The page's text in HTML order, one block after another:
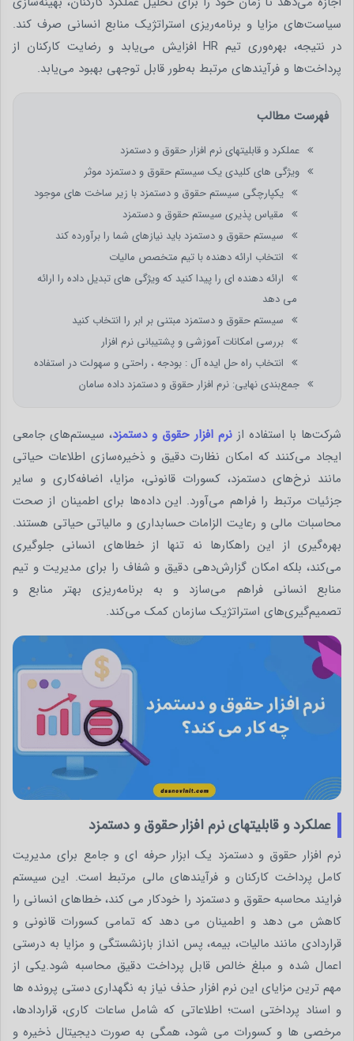
سیاست‌های مزایا و برنامه‌ریزی استراتژیک منابع انسانی صرف کند.
در نتیجه، بهره‌وری تیم HR افزایش می‌یابد و رضایت کارکنان از
پرداخت‌ها و فرآیندهای مرتبط به‌طور قابل توجهی بهبود می‌یابد.
فهرست مطالب
عملکرد و قابلیتهای نرم افزار حقوق و دستمزد
ویژگی های کلیدی یک سیستم حقوق و دستمزد موثر
یکپارچگی سیستم حقوق و دستمزد با زیر ساخت های موجود
مقیاس پذیری سیستم حقوق و دستمزد
سیستم حقوق و دستمزد باید نیازهای شما را برآورده کند
انتخاب ارائه دهنده با تیم متخصص مالیات
ارائه دهنده ای را پیدا کنید که ویژگی های تبدیل داده را ارائه
می دهد
سیستم حقوق و دستمزد مبتنی بر ابر را انتخاب کنید
بررسی امکانات آموزشی و پشتیبانی نرم افزار
انتخاب راه حل ایده آل : بودجه ، راحتی و سهولت در استفاده
جمع‌بندی نهایی: نرم‌ افزار حقوق و دستمزد داده سامان
شرکت‌ها با استفاده ازنرم‌ افزار حقوق و دستمزد، سیستم‌های جامعی
ایجاد می‌کنند که امکان نظارت دقیق و ذخیره‌سازی اطلاعات حیاتی
مانند نرخ‌های دستمزد، کسورات قانونی، مزایا، اضافه‌کاری و سایر
جزئیات مرتبط را فراهم می‌آورد. این داده‌ها برای اطمینان از صحت
محاسبات مالی و رعایت الزامات حسابداری و مالیاتی حیاتی هستند.
بهره‌گیری از این راهکارها نه تنها از خطاهای انسانی جلوگیری
می‌کند، بلکه امکان گزارش‌دهی دقیق و شفاف را برای مدیریت و تیم
منابع انسانی فراهم می‌سازد و به برنامه‌ریزی بهتر منابع و
تصمیم‌گیری‌های استراتژیک سازمان کمک می‌کند.
عملکرد و قابلیتهای نرم افزار حقوق و دستمزد
نرم افزار حقوق و دستمزد یک ابزار حرفه ای و جامع برای مدیریت
کامل پرداخت کارکنان و فرآیندهای مالی مرتبط است. این سیستم
فرایند محاسبه حقوق و دستمزد را خودکار می کند، خطاهای انسانی را
کاهش می دهد و اطمینان می دهد که تمامی کسورات قانونی و
قراردادی مانند مالیات، بیمه، پس انداز بازنشستگی و مزایا به درستی
اعمال شده و مبلغ خالص قابل پرداخت دقیق محاسبه شود.یکی از
مهم ترین مزایای این نرم افزار حذف نیاز به نگهداری دستی پرونده ها
و اسناد پرداختی است؛ اطلاعاتی که شامل ساعات کاری، قراردادها،
مرخصی ها و کسورات می شود، همگی به صورت دیجیتال ذخیره و